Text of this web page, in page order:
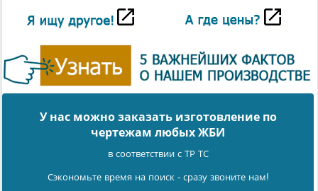
У нас можно заказать изготовление по
чертежам любых ЖБИ
в соответствии с ТР ТС
Сэкономьте время на поиск - сразу звоните нам!